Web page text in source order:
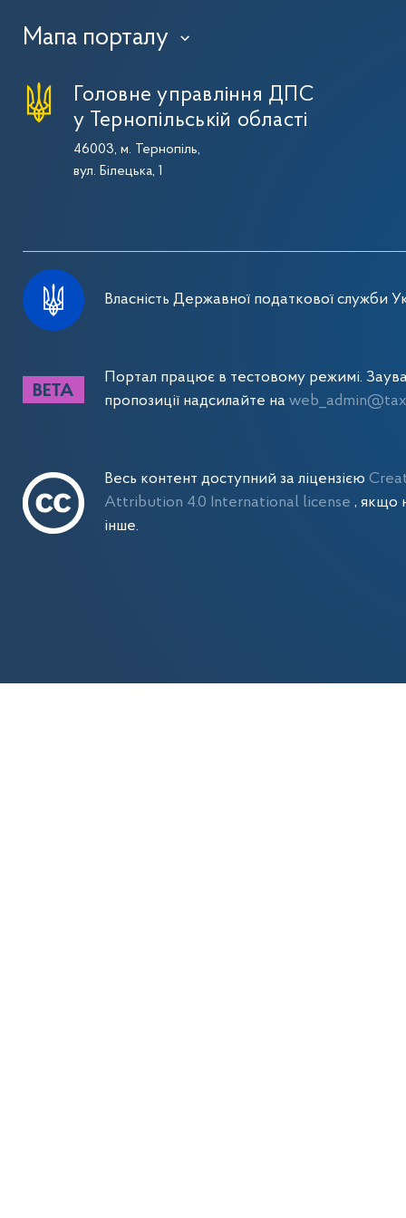
Мапа порталу ›
Головне управління ДПС
у Тернопільській області
46003, м. Тернопіль,
вул. Білецька, 1
Власність Державної податкової служби
Портал працює в тестовому режимі.
пропозиції надсилайте на
Весь контент доступний за ліцензією
Attribution 4.0 International license , якщо
інше.